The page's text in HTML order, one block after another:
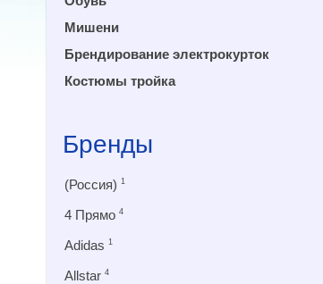
Мишени
Брендирование электрокурток
Костюмы тройка
Бренды
(Россия) 1
4 Прямо 4
Adidas 1
Allstar 4